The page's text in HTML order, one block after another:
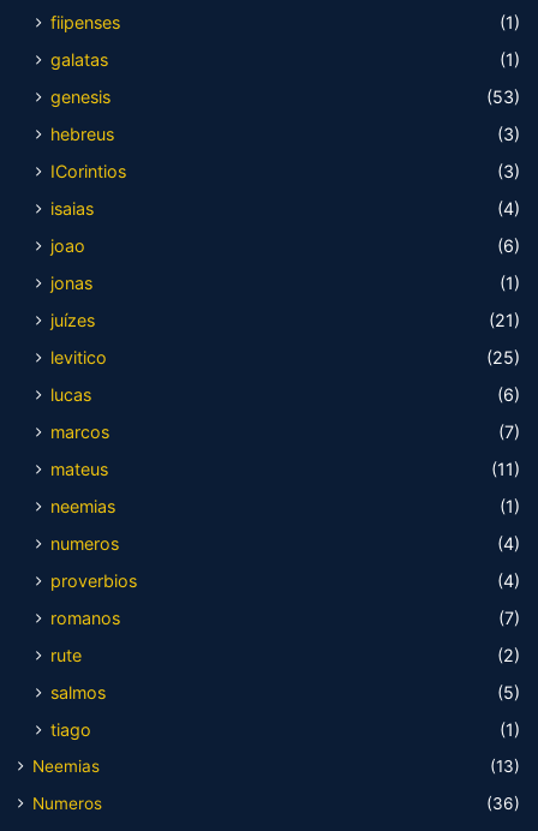
fiipenses
(1)
galatas
(1)
genesis
(53)
hebreus
(3)
ICorintios
(3)
isaias
(4)
joao
(6)
jonas
(1)
juízes
(21)
levitico
(25)
lucas
(6)
marcos
(7)
mateus
(11)
neemias
(1)
numeros
(4)
proverbios
(4)
romanos
(7)
rute
(2)
salmos
(5)
tiago
(1)
Neemias
(13)
Numeros
(36)